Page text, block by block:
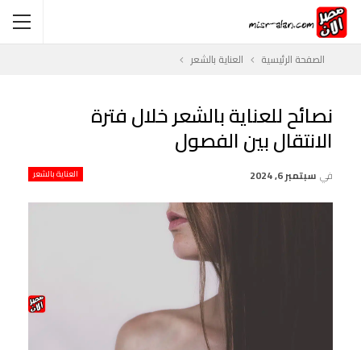
الصفحة الرئيسية العناية بالشعر
نصائح للعناية بالشعر خلال فترة
الانتقال بين الفصول
العناية بالشعر في سبتمبر 6, 2024